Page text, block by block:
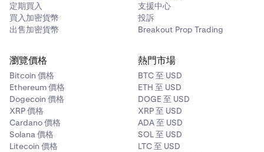
定期買入
買入加密貨幣
出售加密貨幣
支援中心
投訴
Breakout Prop Trading
瀏覽價格
Bitcoin 價格
Ethereum 價格
Dogecoin 價格
XRP 價格
Cardano 價格
Solana 價格
Litecoin 價格
熱門市場
BTC 至 USD
ETH 至 USD
DOGE 至 USD
XRP 至 USD
ADA 至 USD
SOL 至 USD
LTC 至 USD